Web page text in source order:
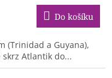
Do košíku
(Trinidad a Guyana),
Atlantik do...